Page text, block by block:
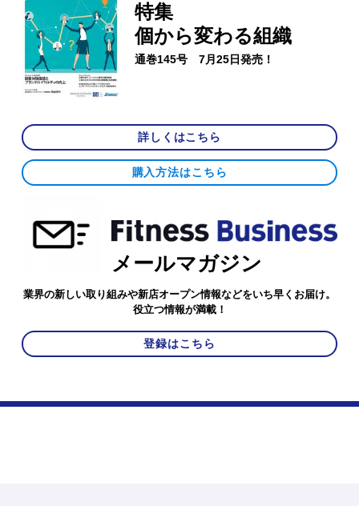
特集
個から変わる組織
通巻145号 7月25日発売！
詳しくはこちら
購入方法はこちら
メールマガジン
業界の新しい取り組みや新店オープン情報などをいち早くお届け。
役立つ情報が満載！
登録はこちら